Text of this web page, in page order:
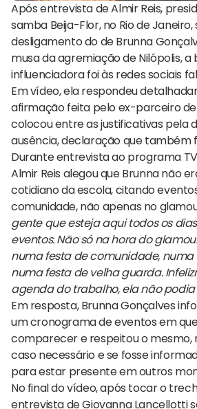
Após entrevista de Almir Reis,
samba Beija-Flor, no Rio de
desligamento do de Brunna
musa da agremiação de Nilópolis, a
influenciadora foi às redes sociais
Em vídeo, ela respondeu
afirmação feita pelo ex-parceiro
colocou entre as justificativas pela
ausência, declaração que também
Durante entrevista ao programa TV
Almir Reis alegou que Brunna não
cotidiano da escola, citando
comunidade, não apenas no
gente que esteja aqui todos os
eventos. Não só na hora do
numa festa de comunidade,
numa festa de velha guarda.
agenda do trabalho, ela não
Em resposta, Brunna Gonçalves
um cronograma de eventos em
comparecer e respeitou o mesmo,
caso necessário e se fosse
para estar presente em outros
No final do vídeo, após tocar o
entrevista de Giovanna Lancellotti